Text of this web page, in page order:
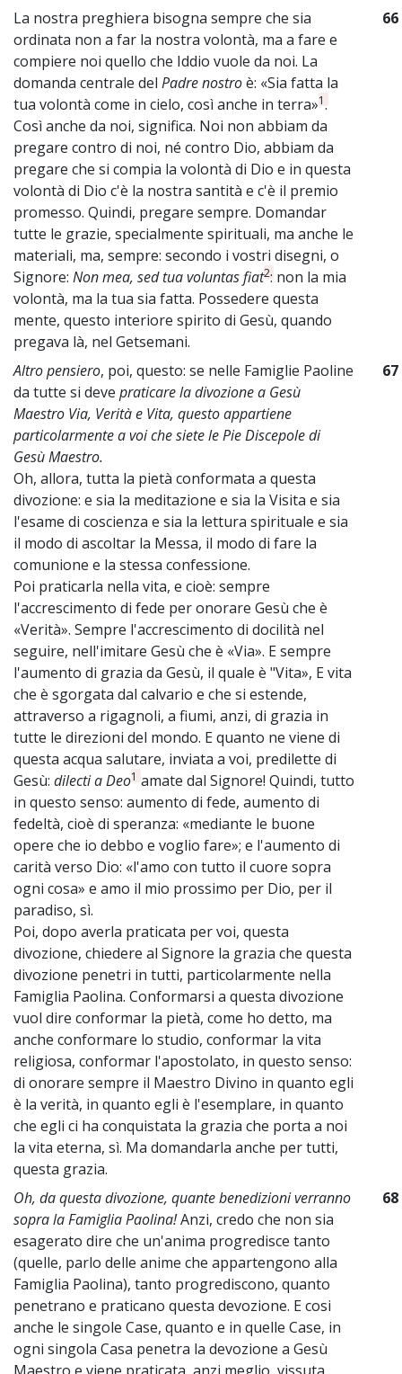
La nostra preghiera bisogna sempre che sia
ordinata non a far la nostra volontà, ma a fare e
compiere noi quello che Iddio vuole da noi. La
domanda centrale del Padre nostroè: «Sia fatta la
tua volontà come in cielo, così anche in terra»1.
Così anche da noi, significa. Noi non abbiam da
pregare contro di noi, né contro Dio, abbiam da
pregare che si compia la volontà di Dio e in questa
volontà di Dio c'è la nostra santità e c'è il premio
promesso. Quindi, pregare sempre. Domandar
tutte le grazie, specialmente spirituali, ma anche le
materiali, ma, sempre: secondo i vostri disegni, o
Signore: Non mea, sed tua voluntas fiat2: non la mia
volontà, ma la tua sia fatta. Possedere questa
mente, questo interiore spirito di Gesù, quando
pregava là, nel Getsemani.
66
Altro pensiero, poi, questo: se nelle Famiglie Paoline
da tutte si deve praticare la divozione a Gesù
Maestro Via, Verità e Vita, questo appartiene
particolarmente a voi che siete le Pie Discepole di
Gesù Maestro.
Oh, allora, tutta la pietà conformata a questa
divozione: e sia la meditazione e sia la Visita e sia
l'esame di coscienza e sia la lettura spirituale e sia
il modo di ascoltar la Messa, il modo di fare la
comunione e la stessa confessione.
Poi praticarla nella vita, e cioè: sempre
l'accrescimento di fede per onorare Gesù che è
«Verità». Sempre l'accrescimento di docilità nel
seguire, nell'imitare Gesù che è «Via». E sempre
l'aumento di grazia da Gesù, il quale è "Vita», E vita
che è sgorgata dal calvario e che si estende,
attraverso a rigagnoli, a fiumi, anzi, di grazia in
tutte le direzioni del mondo. E quanto ne viene di
questa acqua salutare, inviata a voi, predilette di
Gesù: dilecti a Deo1 amate dal Signore! Quindi, tutto
in questo senso: aumento di fede, aumento di
fedeltà, cioè di speranza: «mediante le buone
opere che io debbo e voglio fare»; e l'aumento di
carità verso Dio: «l'amo con tutto il cuore sopra
ogni cosa» e amo il mio prossimo per Dio, per il
paradiso, sì.
Poi, dopo averla praticata per voi, questa
divozione, chiedere al Signore la grazia che questa
divozione penetri in tutti, particolarmente nella
Famiglia Paolina. Conformarsi a questa divozione
vuol dire conformar la pietà, come ho detto, ma
anche conformare lo studio, conformar la vita
religiosa, conformar l'apostolato, in questo senso:
di onorare sempre il Maestro Divino in quanto egli
è la verità, in quanto egli è l'esemplare, in quanto
che egli ci ha conquistata la grazia che porta a noi
la vita eterna, sì. Ma domandarla anche per tutti,
questa grazia.
67
Oh, da questa divozione, quante benedizioni verranno
sopra la Famiglia Paolina!Anzi, credo che non sia
esagerato dire che un'anima progredisce tanto
(quelle, parlo delle anime che appartengono alla
Famiglia Paolina), tanto progrediscono, quanto
penetrano e praticano questa devozione. E cosi
anche le singole Case, quanto e in quelle Case, in
ogni singola Casa penetra la devozione a Gesù
68